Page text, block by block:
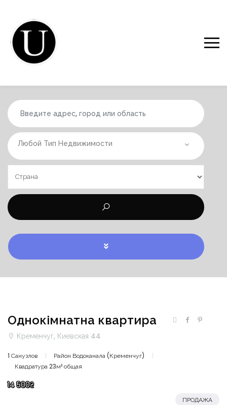
Любой Тип Недвижимости
Однокімнатна квартира
Кременчуг, Киевская 44
1 Санузлов
Район Водоканала (Кременчуг)
Квадратура 23м² общая
14 500₴
ПРОДАЖА